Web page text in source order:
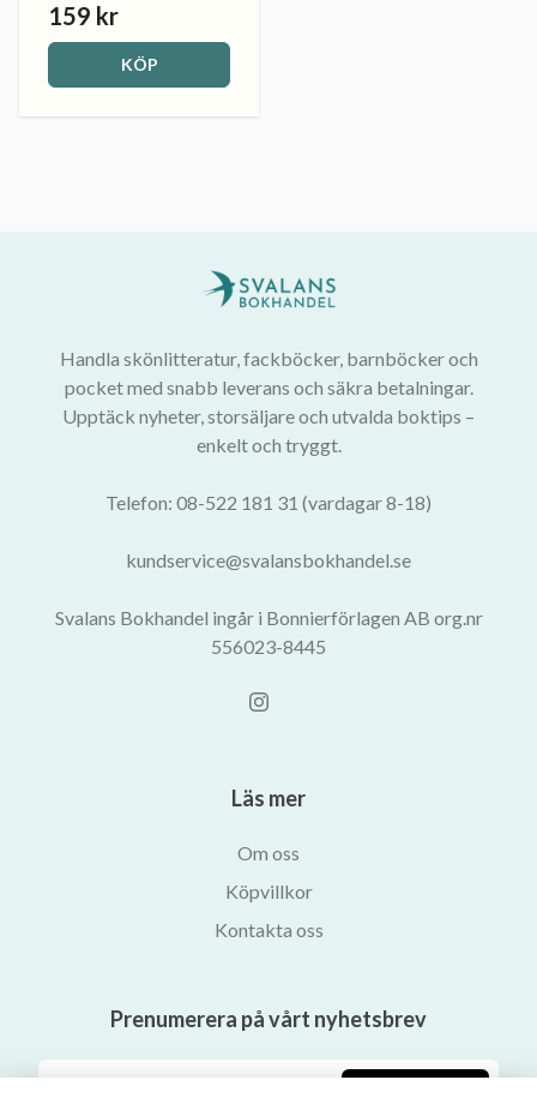
159 kr
KÖP
Handla skönlitteratur, fackböcker, barnböcker och
pocket med snabb leverans och säkra betalningar.
Upptäck nyheter, storsäljare och utvalda boktips –
enkelt och tryggt.
Telefon: 08-522 181 31 (vardagar 8-18)
kundservice@svalansbokhandel.se
Svalans Bokhandel ingår i Bonnierförlagen AB org.nr
556023-8445
Läs mer
Om oss
Köpvillkor
Kontakta oss
Prenumerera på vårt nyhetsbrev